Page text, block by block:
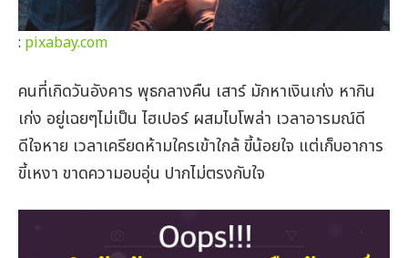
: pixabay.com
คนที่เกิดวันอังคาร พุธกลางคืน เสาร์ มักหาเงินเก่ง หากิน
เก่ง อยู่เฉยๆไม่เป็น ไฮเปอร์ ผสมไบโพล่า เวลาอารมณ์ดี
ดีใจหาย เวลาเครียดห้ามใครเข้าใกล้ ขี้น้อยใจ แต่เก็บอาการ
ขี้เหงา ขาดความอบอุ่น ปากไม่ตรงกับใจ